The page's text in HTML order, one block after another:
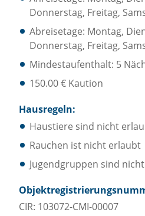
Donnerstag, Freitag,
Abreisetage: Montag,
Donnerstag, Freitag,
Mindestaufenthalt: 5
150.00 € Kaution
Hausregeln:
Haustiere sind nicht
Rauchen ist nicht erlaubt
Jugendgruppen sind
CIR: 103072-CMI-00007